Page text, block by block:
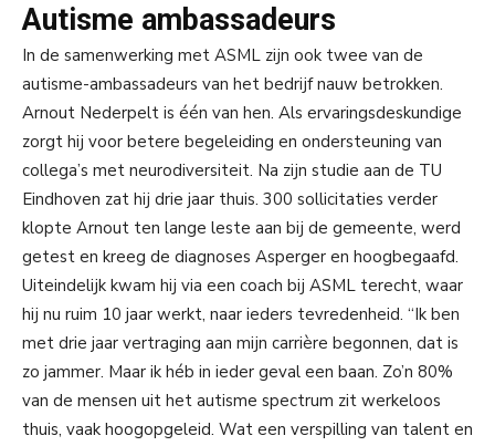
Autisme ambassadeurs
In de samenwerking met ASML zijn ook twee van de
autisme-ambassadeurs van het bedrijf nauw betrokken.
Arnout Nederpelt is één van hen. Als ervaringsdeskundige
zorgt hij voor betere begeleiding en ondersteuning van
collega’s met neurodiversiteit. Na zijn studie aan de TU
Eindhoven zat hij drie jaar thuis. 300 sollicitaties verder
klopte Arnout ten lange leste aan bij de gemeente, werd
getest en kreeg de diagnoses Asperger en hoogbegaafd.
Uiteindelijk kwam hij via een coach bij ASML terecht, waar
hij nu ruim 10 jaar werkt, naar ieders tevredenheid. “Ik ben
met drie jaar vertraging aan mijn carrière begonnen, dat is
zo jammer. Maar ik héb in ieder geval een baan. Zo’n 80%
van de mensen uit het autisme spectrum zit werkeloos
thuis, vaak hoogopgeleid. Wat een verspilling van talent en